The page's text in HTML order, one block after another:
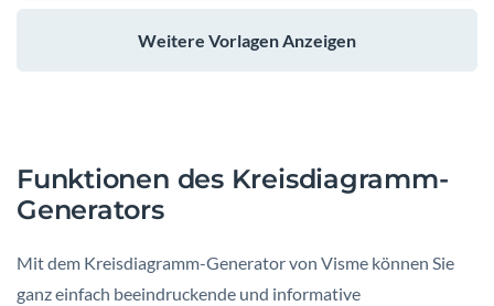
Weitere Vorlagen Anzeigen
Funktionen des Kreisdiagramm-
Generators
Mit dem Kreisdiagramm-Generator von Visme können Sie
ganz einfach beeindruckende und informative